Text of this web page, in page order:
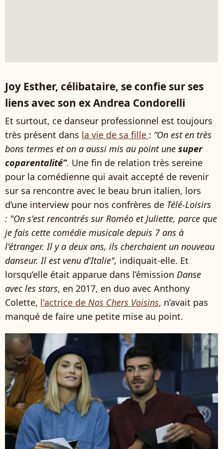
Joy Esther, célibataire, se confie sur ses
liens avec son ex Andrea Condorelli
Et surtout, ce danseur professionnel est toujours
très présent dans la vie de sa fille : “On est en très
bons termes et on a aussi mis au point une super
coparentalité”. Une fin de relation très sereine
pour la comédienne qui avait accepté de revenir
sur sa rencontre avec le beau brun italien, lors
d’une interview pour nos confrères de Télé-Loisirs
: "On s'est rencontrés sur Roméo et Juliette, parce que
je fais cette comédie musicale depuis 7 ans à
l'étranger. Il y a deux ans, ils cherchaient un nouveau
danseur. Il est venu d'Italie", indiquait-elle. Et
lorsqu’elle était apparue dans l’émission Danse
avec les stars, en 2017, en duo avec Anthony
Colette, l'actrice de Nos Chers Voisins, n’avait pas
manqué de faire une petite mise au point.